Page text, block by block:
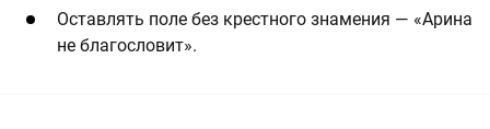
Оставлять поле без крестного знамения — «Арина
не благословит».